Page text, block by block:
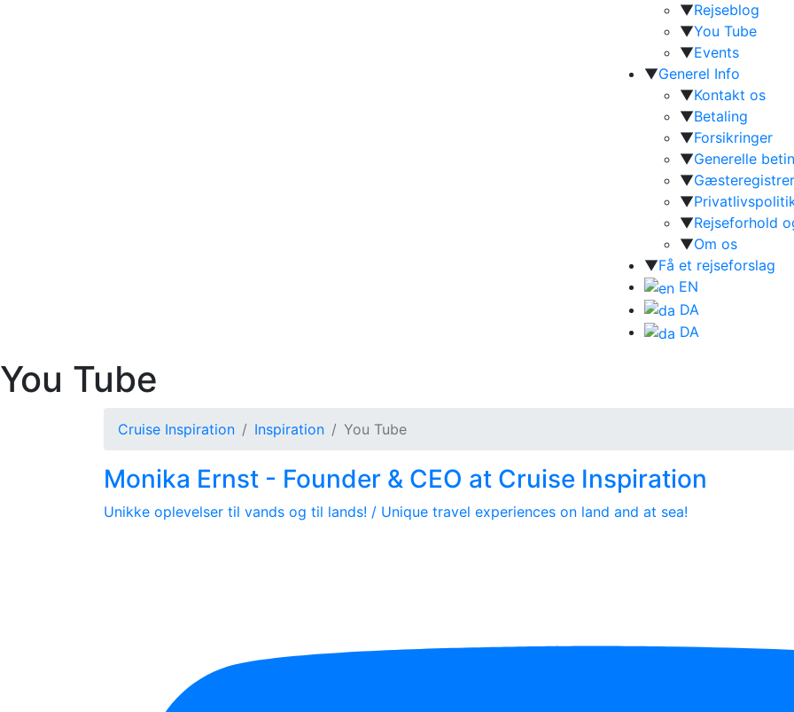
▼Rejseblog
▼You Tube
▼Events
▼Generel Info
▼Kontakt os
▼Betaling
▼Forsikringer
▼Generelle
▼
▼
▼Rejseforhold
▼Om os
▼Få et rejseforslag
EN
DA
DA
You Tube
Cruise Inspiration Inspiration You Tube
Monika Ernst - Founder & CEO at Cruise Inspiration
Unikke oplevelser til vands og til lands! / Unique travel experiences on land and at sea!